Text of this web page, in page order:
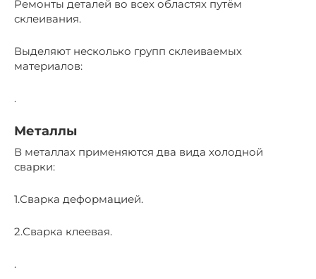
Ремонты деталей во всех областях путём
склеивания.
Выделяют несколько групп склеиваемых
материалов:
.
Металлы
В металлах применяются два вида холодной
сварки:
1.Сварка деформацией.
2.Сварка клеевая.
.